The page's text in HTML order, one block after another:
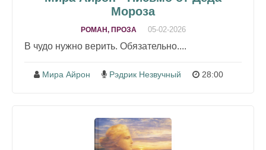
Мороза
РОМАН, ПРОЗА 05-02-2026
В чудо нужно верить. Обязательно....
Мира Айрон Рэдрик Незвучный 28:00